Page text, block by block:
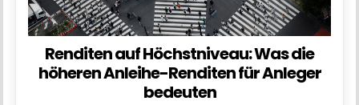
Renditen auf Höchstniveau: Was die
höheren Anleihe-Renditen für Anleger
bedeuten